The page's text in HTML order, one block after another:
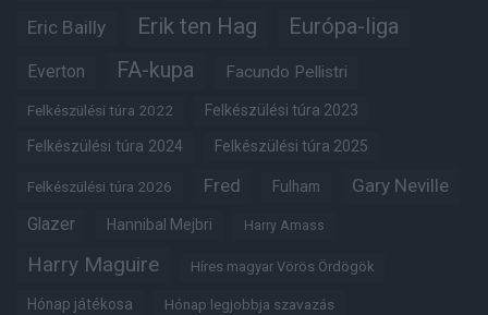
Eric Bailly Erik ten Hag Európa-liga
Everton FA-kupa Facundo Pellistri
Felkészülési túra 2022 Felkészülési túra 2023
Felkészülési túra 2024 Felkészülési túra 2025
Felkészülési túra 2026 Fred Fulham Gary Neville
Glazer Hannibal Mejbri Harry Amass
Harry Maguire Híres magyar Vörös Ördögök
Hónap játékosa Hónap legjobbja szavazás